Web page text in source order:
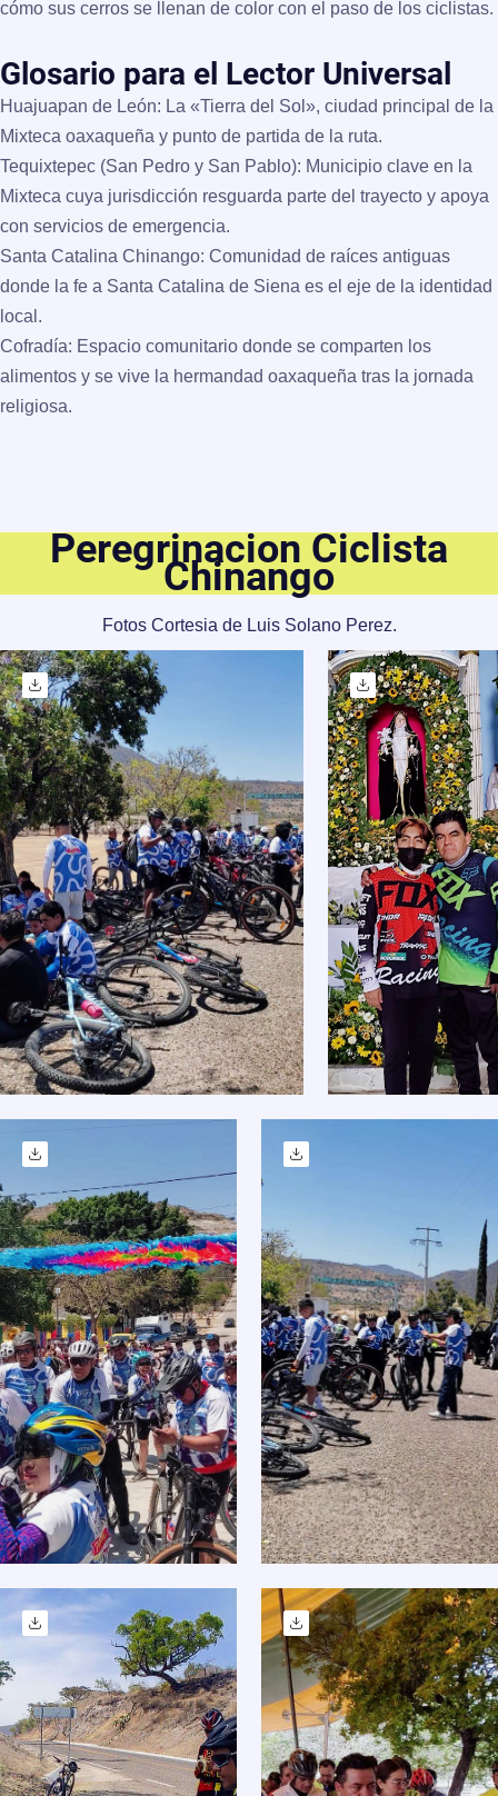
cómo sus cerros se llenan de color con el paso de los ciclistas.
Glosario para el Lector Universal
Huajuapan de León: La «Tierra del Sol», ciudad principal de la
Mixteca oaxaqueña y punto de partida de la ruta.
Tequixtepec (San Pedro y San Pablo): Municipio clave en la
Mixteca cuya jurisdicción resguarda parte del trayecto y apoya
con servicios de emergencia.
Santa Catalina Chinango: Comunidad de raíces antiguas
donde la fe a Santa Catalina de Siena es el eje de la identidad
local.
Cofradía: Espacio comunitario donde se comparten los
alimentos y se vive la hermandad oaxaqueña tras la jornada
religiosa.
Peregrinacion Ciclista
Chinango
Fotos Cortesia de Luis Solano Perez.